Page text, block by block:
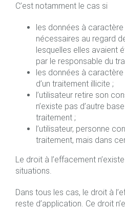
C’est notamment le cas si
les données à
nécessaires au regard
lesquelles elles avaient
par le responsable du
les données à
d’un traitement illicite ;
l’utilisateur retire son
n’existe pas d’autre
traitement ;
l’utilisateur, personne
traitement, mais dans
Le droit à l’effacement
situations.
Dans tous les cas, le droit à
reste d’application. Ce droit